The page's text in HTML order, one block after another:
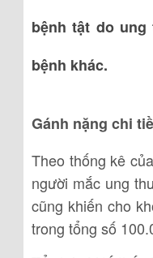
bệnh tật do
bệnh khác.
Gánh nặng chi
Theo thống kê
người mắc ung
cũng khiến cho
trong tổng số